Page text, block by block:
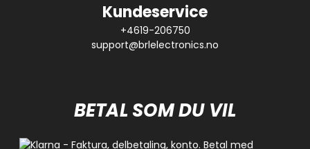
Kundeservice
+4619-206750
support@brlelectronics.no
BETAL SOM DU VIL